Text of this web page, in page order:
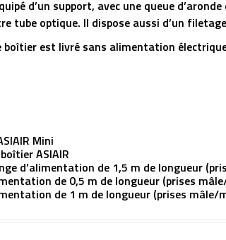
d’un support, avec une queue
tube optique. Il dispose aussi d’un
boîtier est livré sans alimentation
Mini
ASIAIR
d’alimentation de 1,5 m de longueur
de 0,5 m de longueur (prises
de 1 m de longueur (prises mâle/